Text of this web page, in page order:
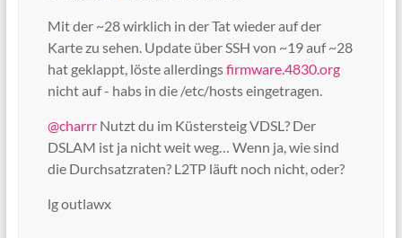
Mit der ~28 wirklich in der Tat wieder auf der
Karte zu sehen. Update über SSH von ~19 auf ~28
hat geklappt, löste allerdingsfirmware.4830.org
nicht auf - habs in die /etc/hosts eingetragen.
@charrrNutzt du im Küstersteig VDSL? Der
DSLAM ist ja nicht weit weg… Wenn ja, wie sind
die Durchsatzraten? L2TP läuft noch nicht, oder?
lg outlawx